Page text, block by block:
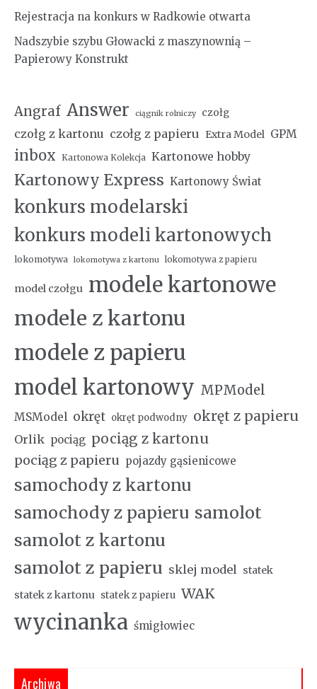
Rejestracja na konkurs w Radkowie otwarta
Nadszybie szybu Głowacki z maszynownią –
Papierowy Konstrukt
Angraf Answer ciągnik rolniczy czołg
czołg z kartonu czołg z papieru Extra Model GPM
inbox Kartonowa Kolekcja Kartonowe hobby
Kartonowy Express Kartonowy Świat
konkurs modelarski
konkurs modeli kartonowych
lokomotywa lokomotywa z kartonu lokomotywa z papieru
model czołgu modele kartonowe
modele z kartonu
modele z papieru
model kartonowy MPModel
MSModel okręt okręt podwodny okręt z papieru
Orlik pociąg pociąg z kartonu
pociąg z papieru pojazdy gąsienicowe
samochody z kartonu
samochody z papieru samolot
samolot z kartonu
samolot z papieru sklej model statek
statek z kartonu statek z papieru WAK
wycinanka śmigłowiec
Archiwa